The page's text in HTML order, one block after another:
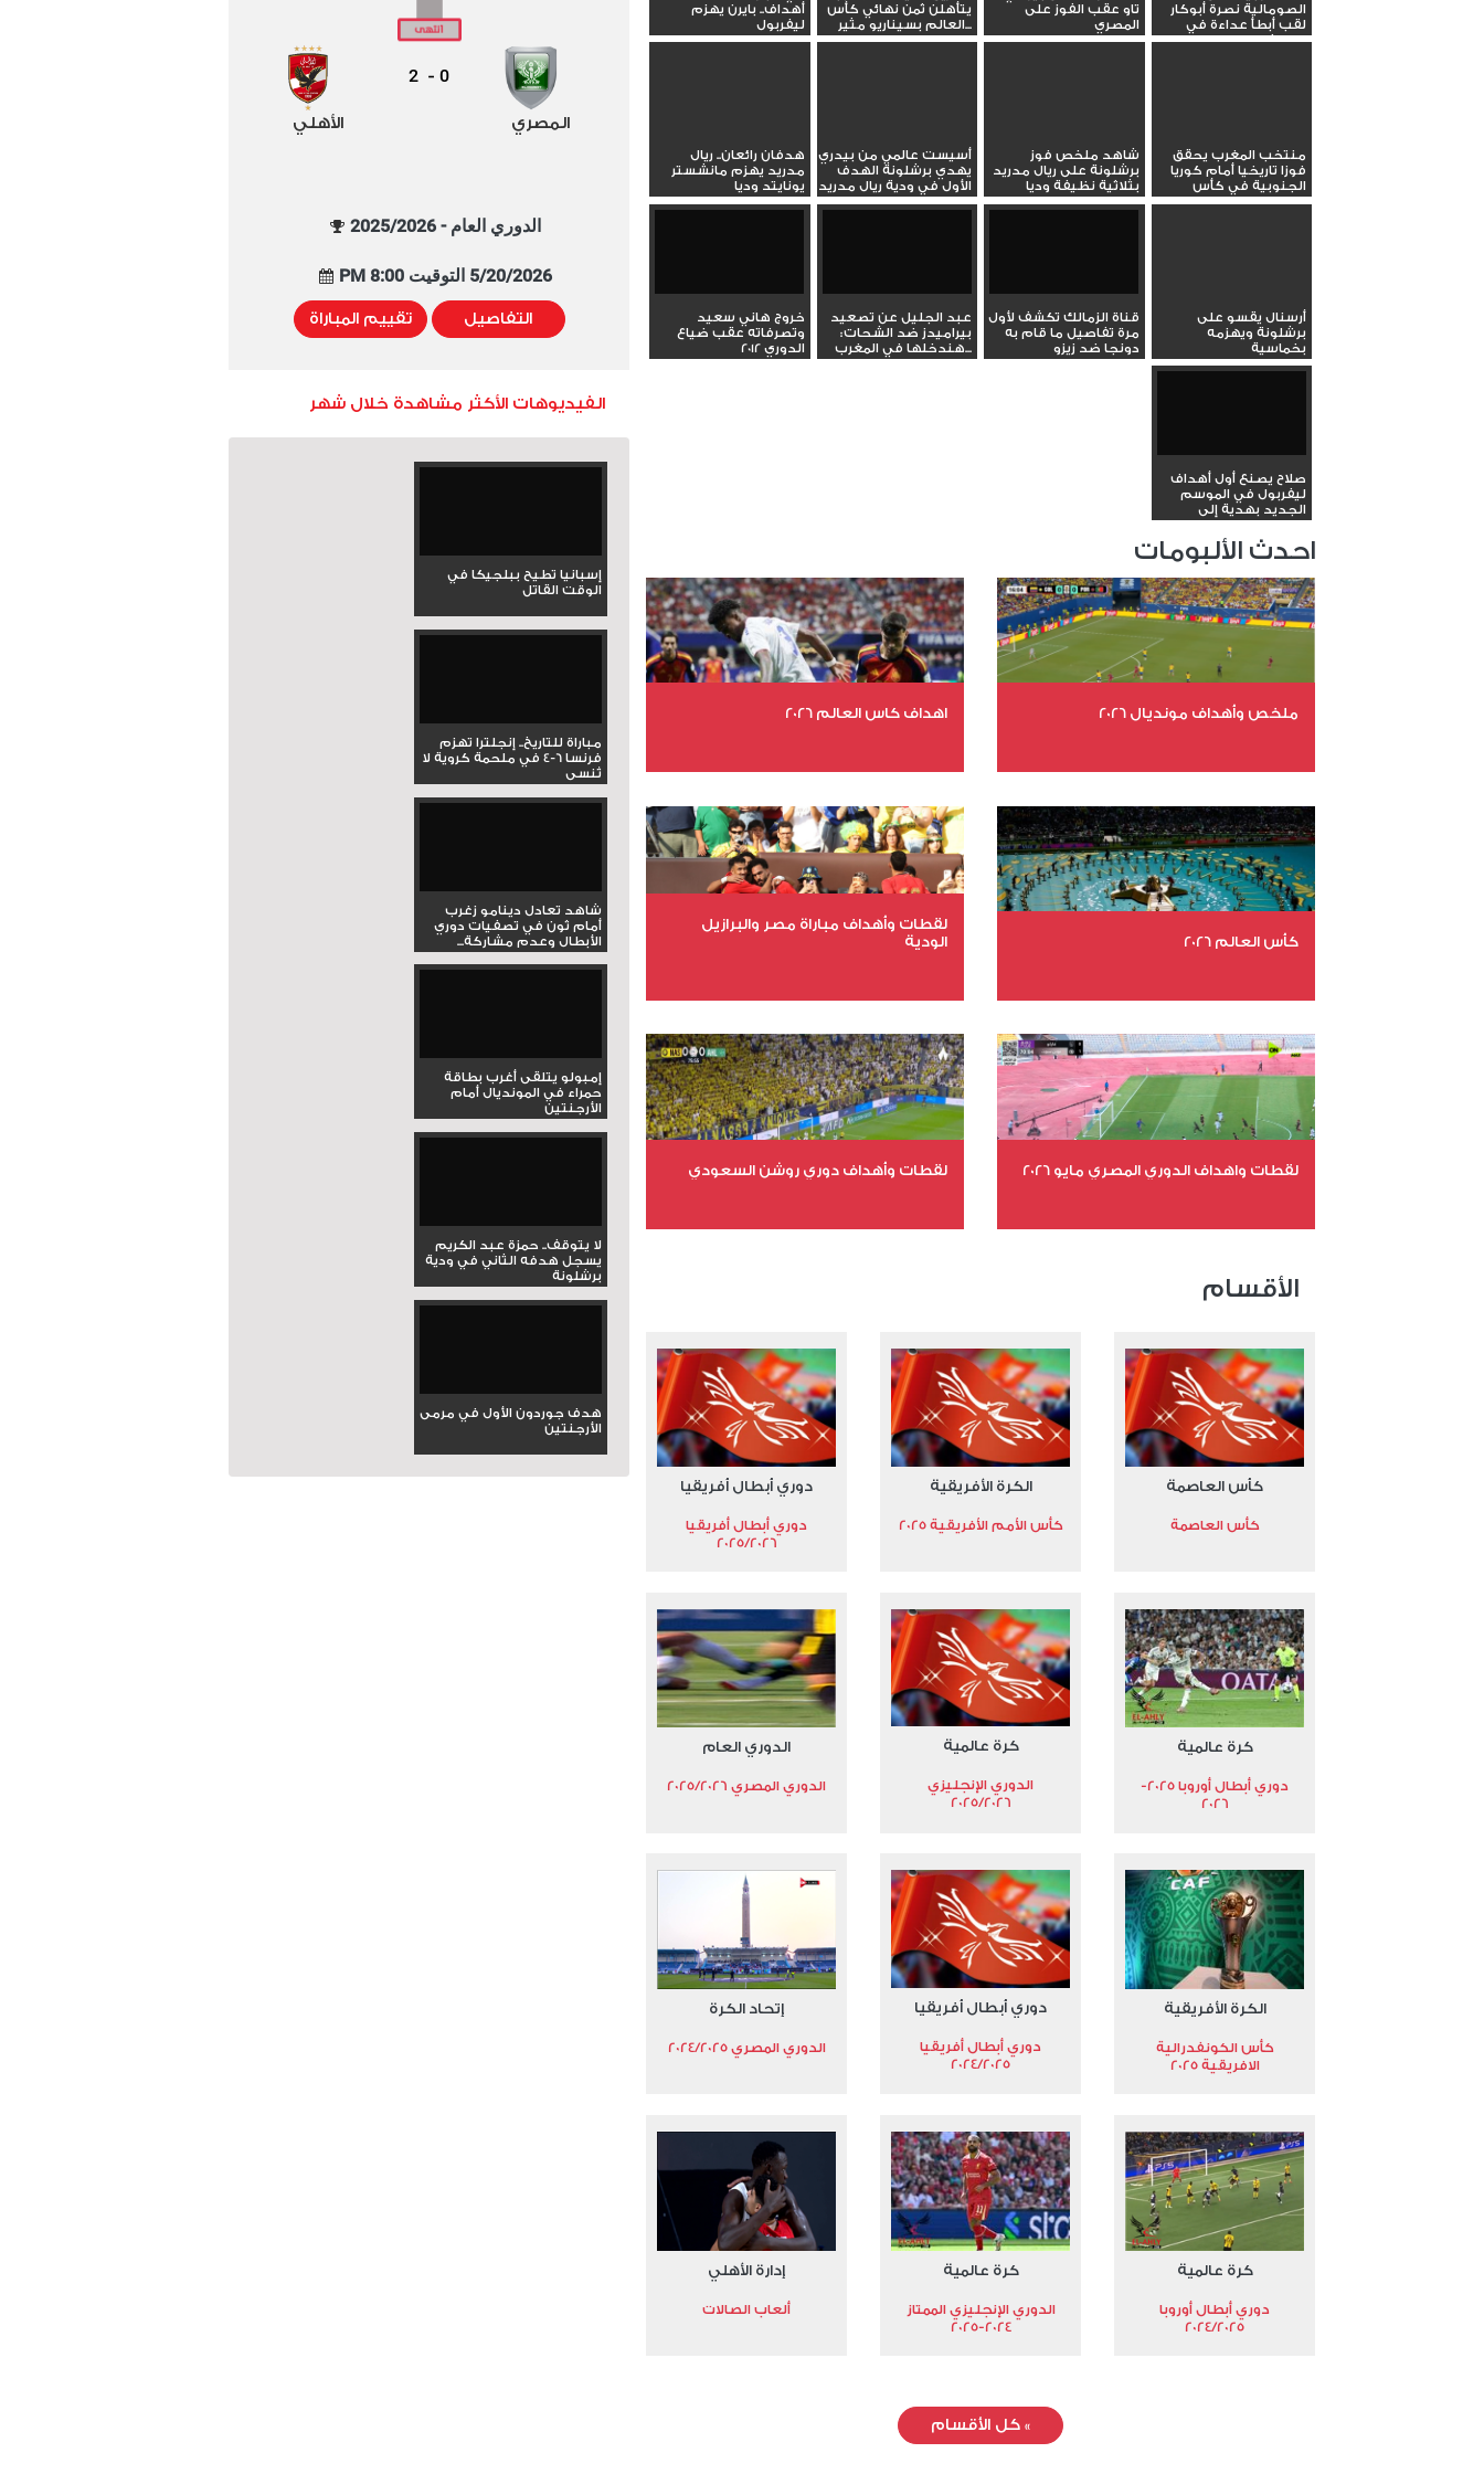
(@beINSPORTS_EN)
August 6, 2023
الصومالية نصرة أبوكار
لقب أبطأ عداءة في
التاريخ
تاو عقب الفوز على
المصري
يتأهلن ثمن نهائي كأس
العالم بسيناريو مثير...
أهداف.. بايرن يهزم
ليفربول
منتخب المغرب يحقق
فوزا تاريخيا أمام كوريا
الجنوبية في كأس
العالم...
شاهد ملخص فوز
برشلونة على ريال مدريد
بثلاثية نظيفة وديا
أسيست عالمي من بيدري
يهدي برشلونة الهدف
الأول في ودية ريال مدريد
هدفان رائعان.. ريال
مدريد يهزم مانشستر
يونايتد وديا
أرسنال يقسو على
برشلونة ويهزمه
بخماسية
قناة الزمالك تكشف لأول
مرة تفاصيل ما قام به
دونجا ضد زيزو
عبد الجليل عن تصعيد
بيراميدز ضد الشحات:
هندخلها في المغرب...
خروج هاني سعيد
وتصرفاته عقب ضياع
الدوري 2012
صلاح يصنع أول أهداف
ليفربول في الموسم
الجديد بهدية إلى
داروين...
احدث الألبومات
ملخص وأهداف مونديال 2026
عدد المشاهدات 4876
اهداف كاس العالم 2026
عدد المشاهدات 1987
كأس العالم 2026
عدد المشاهدات 10844
لقطات وأهداف مباراة مصر والبرازيل
الودية
عدد المشاهدات 15749
لقطات واهداف الدوري المصري مايو 2026 لقطات وأهداف دوري روشن السعودي
الأقسام
كأس العاصمة
كأس العاصمة
الكرة الأفريقية
كأس الأمم الأفريقية 2025
دوري أبطال أفريقيا
دوري أبطال أفريقيا
2025/2026
كرة عالمية
دوري أبطال أوروبا 2025-
2026
كرة عالمية
الدوري الإنجليزي
2025/2026
الدوري العام
الدوري المصري 2025/2026
الكرة الأفريقية
كأس الكونفدرالية
الافريقية 2025
دوري أبطال أفريقيا
دوري أبطال أفريقيا
2024/2025
إتحاد الكرة
الدوري المصري 2024/2025
كرة عالمية
دوري أبطال أوروبا
2024/2025
كرة عالمية
الدوري الإنجليزي الممتاز
2024-2025
إدارة الأهلي
ألعاب الصالات
»كل الأقسام
المصري
0
-
2
الأهلي
الدوري العام - 2025/2026
5/20/2026 التوقيت 8:00 PM
التفاصيل تقييم المباراة
الفيديوهات الأكثر مشاهدة خلال شهر
إسبانيا تطيح ببلجيكا في
الوقت القاتل
مباراة للتاريخ.. إنجلترا تهزم
فرنسا 6-4 في ملحمة كروية لا
تُنسى
شاهد تعادل دينامو زغرب
أمام ثون في تصفيات دوري
الأبطال وعدم مشاركة...
إمبولو يتلقى أغرب بطاقة
حمراء في المونديال أمام
الأرجنتين
لا يتوقف.. حمزة عبد الكريم
يسجل هدفه الثاني في ودية
برشلونة
هدف جوردون الأول في مرمى
الأرجنتين